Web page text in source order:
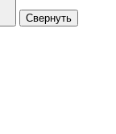
Свернуть